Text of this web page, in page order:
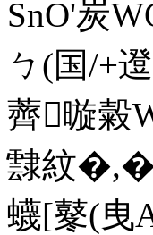
SnO'炭
ㄅ(国/
薺暶糓
霴紋
蠛[鼕(曳